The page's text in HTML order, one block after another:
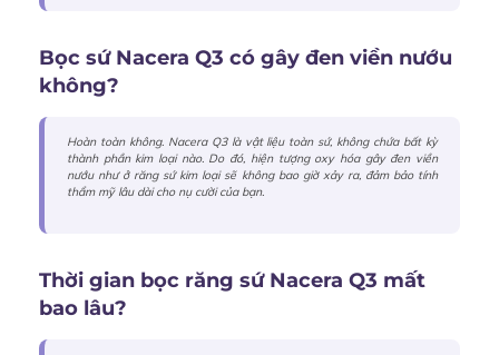
Bọc sứ Nacera Q3 có gây đen viền nướu
không?
Hoàn toàn không. Nacera Q3 là vật liệu toàn sứ, không chứa bất kỳ
thành phần kim loại nào. Do đó, hiện tượng oxy hóa gây đen viền
nướu như ở răng sứ kim loại sẽ không bao giờ xảy ra, đảm bảo tính
thẩm mỹ lâu dài cho nụ cười của bạn.
Thời gian bọc răng sứ Nacera Q3 mất
bao lâu?